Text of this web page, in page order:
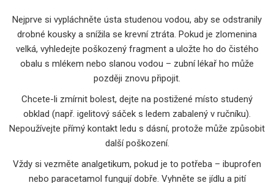
Nejprve si vypláchněte ústa studenou vodou, aby se odstranily
drobné kousky a snížila se krevní ztráta. Pokud je zlomenina
velká, vyhledejte poškozený fragment a uložte ho do čistého
obalu s mlékem nebo slanou vodou – zubní lékař ho může
později znovu připojit.
Chcete-li zmírnit bolest, dejte na postižené místo studený
obklad (např. igelitový sáček s ledem zabalený v ručníku).
Nepoužívejte přímý kontakt ledu s dásní, protože může způsobit
další poškození.
Vždy si vezměte analgetikum, pokud je to potřeba – ibuprofen
nebo paracetamol fungují dobře. Vyhněte se jídlu a pití